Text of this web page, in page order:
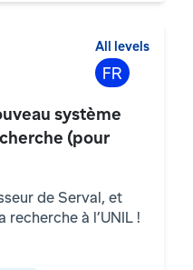
All levels
FR
système
(pour
de Serval, et
à l’UNIL !